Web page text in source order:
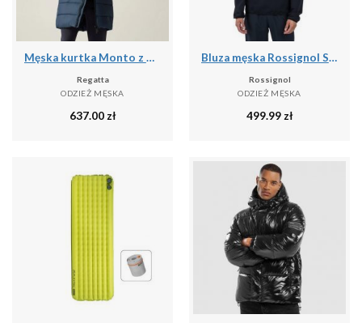
Męska kurtka Monto z wyściełaniem
Regatta
ODZIEŻ MĘSKA
637.00 zł
Bluza męska Rossignol Signature Ski Hz Fleece
Rossignol
ODZIEŻ MĘSKA
499.99 zł